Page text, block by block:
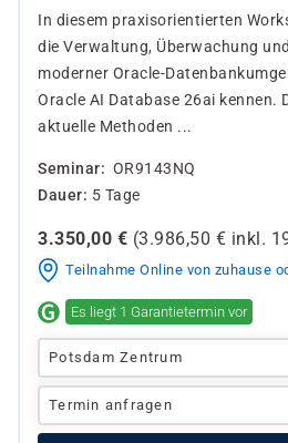
In diesem praxisorientierten
die Verwaltung, Überwachung
moderner Oracle-
Oracle AI Database 26ai kennen.
aktuelle Methoden ...
Seminar
OR9143NQ
Dauer
5 Tage
3.350,00 € (3.986,50 € inkl.
Teilnahme Online von zuhause
Es liegt 1 Garantietermin vor
Potsdam Zentrum
Termin anfragen